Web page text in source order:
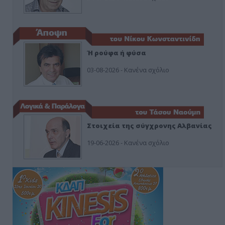
Ή ρούφα ή φύσα
03-08-2026 - Κανένα σχόλιο
Στοιχεία της σύγχρονης Αλβανίας
19-06-2026 - Κανένα σχόλιο